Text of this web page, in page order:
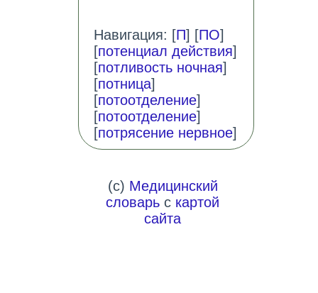
Навигация: [П] [ПО]
[потенциал действия]
[потливость ночная]
[потница]
[потоотделение]
[потоотделение]
[потрясение нервное]
(c) Медицинский
словарь с картой
сайта